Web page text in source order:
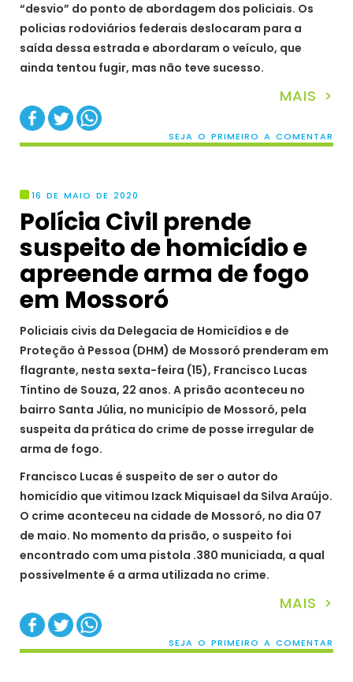
“desvio” do ponto de abordagem dos policiais. Os
policias rodoviários federais deslocaram para a
saída dessa estrada e abordaram o veículo, que
ainda tentou fugir, mas não teve sucesso.
MAIS >
SEJA O PRIMEIRO A COMENTAR
16 DE MAIO DE 2020
Polícia Civil prende
suspeito de homicídio e
apreende arma de fogo
em Mossoró
Policiais civis da Delegacia de Homicídios e de
Proteção à Pessoa (DHM) de Mossoró prenderam em
flagrante, nesta sexta-feira (15), Francisco Lucas
Tintino de Souza, 22 anos. A prisão aconteceu no
bairro Santa Júlia, no município de Mossoró, pela
suspeita da prática do crime de posse irregular de
arma de fogo.
Francisco Lucas é suspeito de ser o autor do
homicídio que vitimou Izack Miquisael da Silva Araújo.
O crime aconteceu na cidade de Mossoró, no dia 07
de maio. No momento da prisão, o suspeito foi
encontrado com uma pistola .380 municiada, a qual
possivelmente é a arma utilizada no crime.
MAIS >
SEJA O PRIMEIRO A COMENTAR